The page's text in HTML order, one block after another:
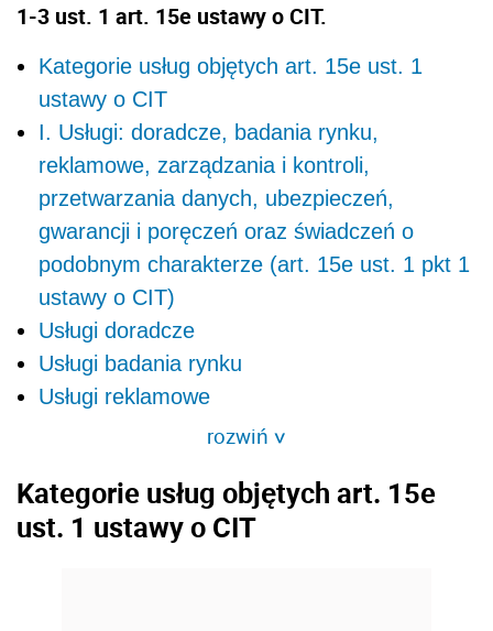
1-3 ust. 1 art. 15e ustawy o CIT.
Kategorie usług objętych art. 15e ust. 1
ustawy o CIT
I. Usługi: doradcze, badania rynku,
reklamowe, zarządzania i kontroli,
przetwarzania danych, ubezpieczeń,
gwarancji i poręczeń oraz świadczeń o
podobnym charakterze (art. 15e ust. 1 pkt 1
ustawy o CIT)
Usługi doradcze
Usługi badania rynku
Usługi reklamowe
rozwiń>
Kategorie usług objętych art. 15e
ust. 1 ustawy o CIT